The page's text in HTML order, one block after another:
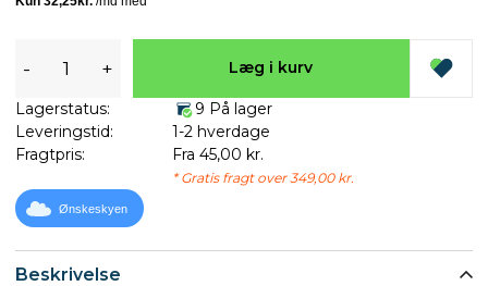
Beskrivelse
- + Læg i kurv
Lagerstatus:
9 På lager
Leveringstid:
1-2 hverdage
Fragtpris:
Fra 45,00 kr.
* Gratis fragt over 349,00 kr.
Ønskeskyen